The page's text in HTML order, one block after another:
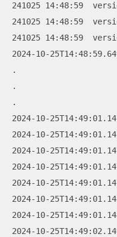
241025 14:48:59
241025 14:48:59
241025 14:48:59
2024-10-
.
.
.
2024-10-
2024-10-
2024-10-
2024-10-
2024-10-
2024-10-
2024-10-
2024-10-